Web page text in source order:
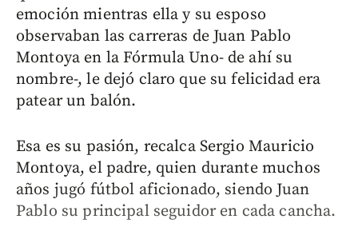
emoción mientras ella y su esposo
observaban las carreras de Juan Pablo
Montoya en la Fórmula Uno- de ahí su
nombre-, le dejó claro que su felicidad era
patear un balón.
Esa es su pasión, recalca Sergio Mauricio
Montoya, el padre, quien durante muchos
años jugó fútbol aficionado, siendo Juan
Pablo su principal seguidor en cada cancha.